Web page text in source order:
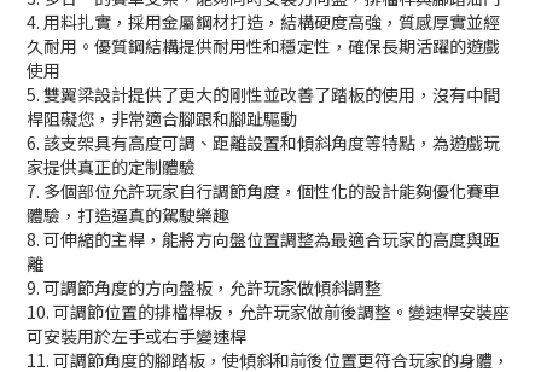
4. 用料扎實，採用金屬鋼材打造，結構硬度高強，質感厚實並經
久耐用。優質鋼結構提供耐用性和穩定性，確保長期活躍的遊戲
使用
5. 雙翼梁設計提供了更大的剛性並改善了踏板的使用，沒有中間
桿阻礙您，非常適合腳跟和腳趾驅動
6. 該支架具有高度可調、距離設置和傾斜角度等特點，為遊戲玩
家提供真正的定制體驗
7. 多個部位允許玩家自行調節角度，個性化的設計能夠優化賽車
體驗，打造逼真的駕駛樂趣
8. 可伸縮的主桿，能將方向盤位置調整為最適合玩家的高度與距
離
9. 可調節角度的方向盤板，允許玩家做傾斜調整
10. 可調節位置的排檔桿板，允許玩家做前後調整。變速桿安裝座
可安裝用於左手或右手變速桿
11. 可調節角度的腳踏板，使傾斜和前後位置更符合玩家的身體，